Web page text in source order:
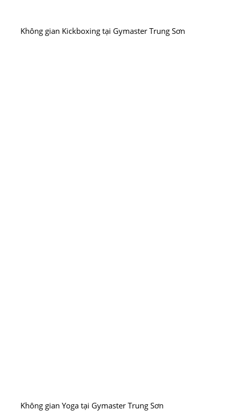
Không gian Kickboxing tại Gymaster Trung Sơn
Không gian Yoga tại Gymaster Trung Sơn